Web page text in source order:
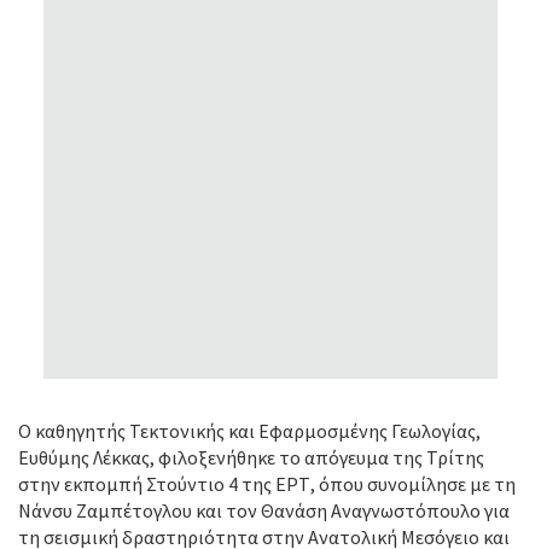
Ο καθηγητής Τεκτονικής και Εφαρμοσμένης Γεωλογίας,
Ευθύμης Λέκκας, φιλοξενήθηκε το απόγευμα της Τρίτης
στην εκπομπή Στούντιο 4 της ΕΡΤ, όπου συνομίλησε με τη
Νάνσυ Ζαμπέτογλου και τον Θανάση Αναγνωστόπουλο για
τη σεισμική δραστηριότητα στην Ανατολική Μεσόγειο και